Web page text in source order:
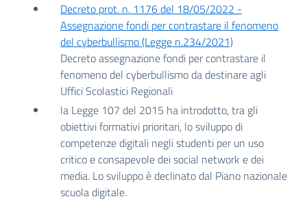
Decreto prot. n. 1176 del 18/05/2022 -
Assegnazione fondi per contrastare il fenomeno
del cyberbullismo (Legge n.234/2021)
Decreto assegnazione fondi per contrastare il
fenomeno del cyberbullismo da destinare agli
Uffici Scolastici Regionali
la Legge 107 del 2015 ha introdotto, tra gli
obiettivi formativi prioritari, lo sviluppo di
competenze digitali negli studenti per un uso
critico e consapevole dei social network e dei
media. Lo sviluppo è declinato dal Piano nazionale
scuola digitale.